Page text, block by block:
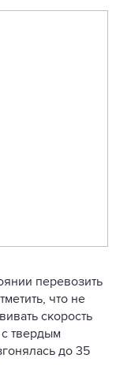
перевозить
что не
скорость
твердым
до 35